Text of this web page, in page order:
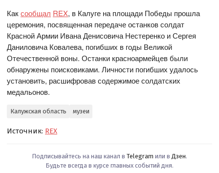
Каксообщал REX, в Калуге на площади Победы прошла
церемония, посвященная передаче останков солдат
Красной Армии Ивана Денисовича Нестеренко и Сергея
Даниловича Ковалева, погибших в годы Великой
Отечественной воны. Останки красноармейцев были
обнаружены поисковиками. Личности погибших удалось
установить, расшифровав содержимое солдатских
медальонов.
Калужская область музеи
Источник: REX
Подписывайтесь на наш канал в Telegram или в Дзен.
Будьте всегда в курсе главных событий дня.